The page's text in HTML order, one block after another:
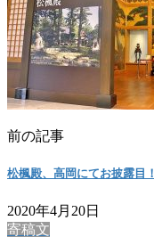
前の記事
松楓殿、高岡にてお披露目！
2020年4月20日
寄稿文